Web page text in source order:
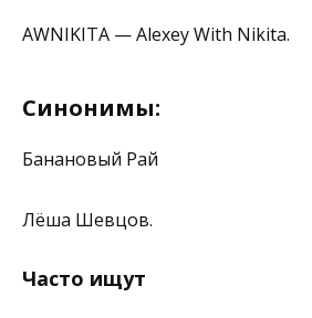
AWNIKITA — Alexey With Nikita.
Синонимы:
Банановый Рай
Лёша Шевцов.
Часто ищут